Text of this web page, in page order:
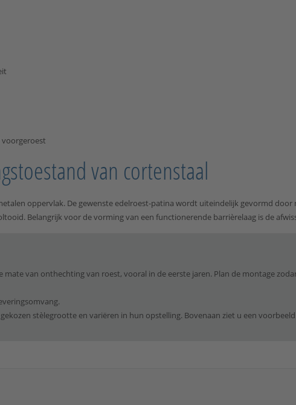
voorgeroest
van cortenstaal
oppervlak. De gewenste edelroest-patina wordt uiteindelijk gevormd
Belangrijk voor de vorming van een functionerende barrièrelaag is de
mate van onthechting van roest, vooral in de eerste jaren. Plan de montage
stèlegrootte en variëren in hun opstelling. Bovenaan ziet u een